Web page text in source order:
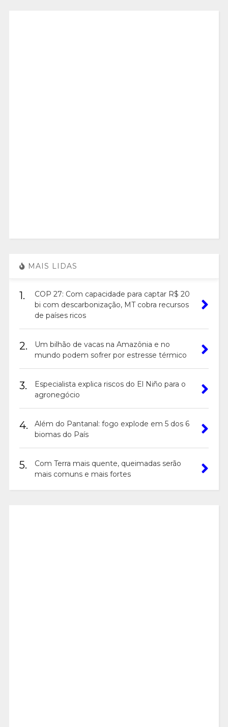
MAIS LIDAS
1.
COP 27: Com capacidade para captar R$ 20
bi com descarbonização, MT cobra recursos
de países ricos
2.
Um bilhão de vacas na Amazônia e no
mundo podem sofrer por estresse térmico
3.
Especialista explica riscos do El Niño para o
agronegócio
4.
Além do Pantanal: fogo explode em 5 dos 6
biomas do País
5.
Com Terra mais quente, queimadas serão
mais comuns e mais fortes